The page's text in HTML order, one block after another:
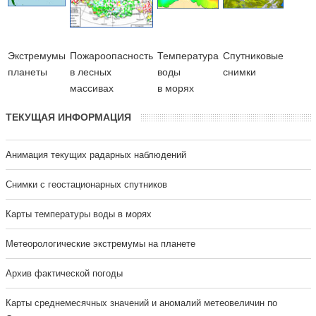
Экстремумы
планеты
Пожароопасность
в лесных
массивах
Температура
воды
в морях
Cпутниковые
снимки
ТЕКУЩАЯ ИНФОРМАЦИЯ
Анимация текущих радарных наблюдений
Cнимки с геостационарных спутников
Карты температуры воды в морях
Метеорологические экстремумы на планете
Архив фактической погоды
Карты среднемесячных значений и аномалий метеовеличин по